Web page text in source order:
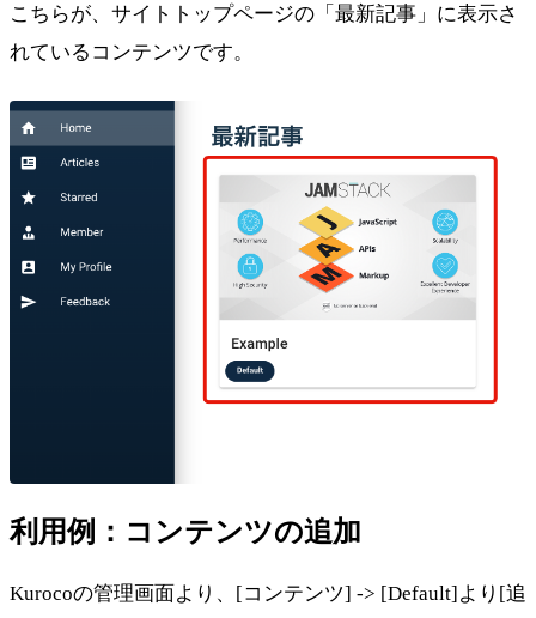
こちらが、サイトトップページの「最新記事」に表示さ
れているコンテンツです。
利用例：コンテンツの追加
Kurocoの管理画面より、[コンテンツ] -> [Default]より[追